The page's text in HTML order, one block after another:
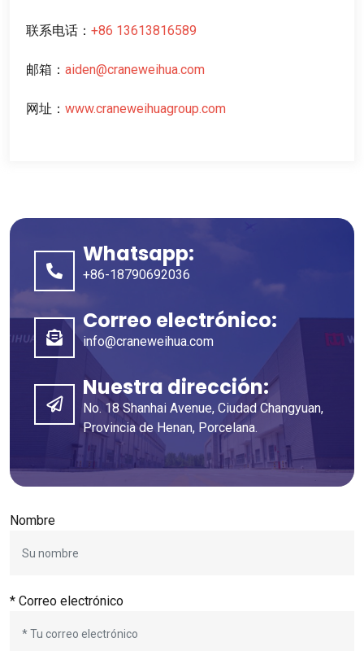
联系电话 ： +86 13613816589
邮箱 ： aiden@craneweihua.com
网址 ： www.craneweihuagroup.com
Whatsapp:
+86-18790692036
Correo electrónico:
info@craneweihua.com
Nuestra dirección:
No. 18 Shanhai Avenue, Ciudad Changyuan,
Provincia de Henan, Porcelana.
Nombre
* Correo electrónico